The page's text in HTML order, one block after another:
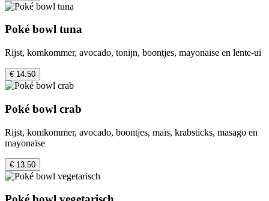
Poké bowl tuna
Rijst, komkommer, avocado, tonijn, boontjes, mayonaise en lente-ui
€ 14.50
Poké bowl crab
Rijst, komkommer, avocado, boontjes, maïs, krabsticks, masago en
mayonaïse
€ 13.50